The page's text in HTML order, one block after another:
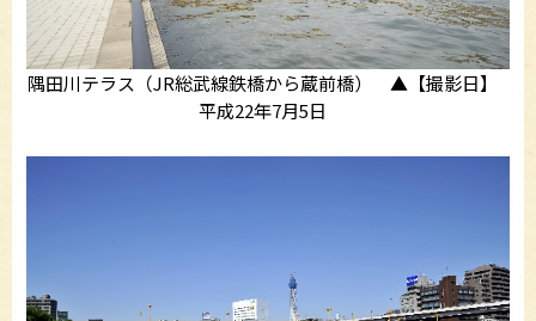
隅田川テラス（JR総武線鉄橋から蔵前橋） ▲【撮影日】
平成22年7月5日